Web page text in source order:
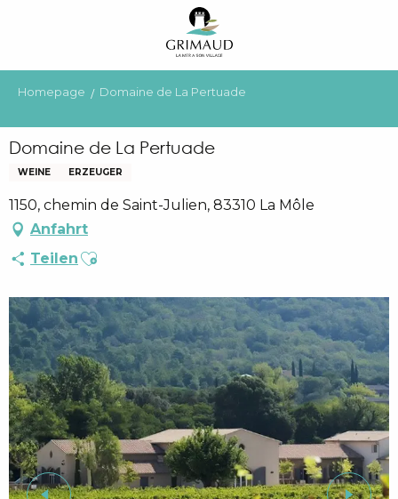
principal
Homepage Domaine de La Pertuade
Domaine de La Pertuade
WEINE ERZEUGER
1150, chemin de Saint-Julien, 83310 La Môle
Anfahrt
Teilen Ajouter aux favoris